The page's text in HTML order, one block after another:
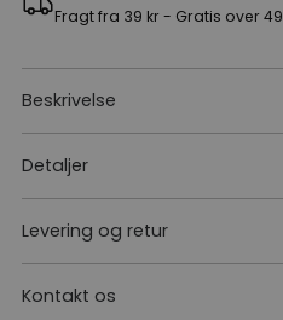
Fragt fra 39 kr - Gratis over
Beskrivelse
Detaljer
Levering og retur
Kontakt os